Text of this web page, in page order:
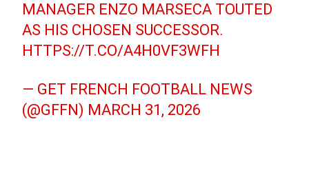
MANAGER ENZO MARSECA TOUTED
AS HIS CHOSEN SUCCESSOR.
HTTPS://T.CO/A4H0VF3WFH
— GET FRENCH FOOTBALL NEWS
(@GFFN) MARCH 31, 2026